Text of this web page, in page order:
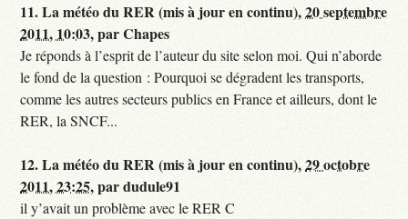
11.La météo du RER (mis à jour en continu),20 septembre
2011, 10:03,parChapes
Je réponds à l’esprit de l’auteur du site selon moi. Qui n’aborde
le fond de la question : Pourquoi se dégradent les transports,
comme les autres secteurs publics en France et ailleurs, dont le
RER, la SNCF...
12.La météo du RER (mis à jour en continu),29 octobre
2011, 23:25,pardudule91
il y’avait un problème avec le RER C